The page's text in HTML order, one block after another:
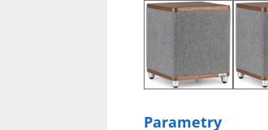
Bass pod kontrolou
Užívání hudby je
hlubokém,
vlastní měniče byly
basy, které jsou
Parametry